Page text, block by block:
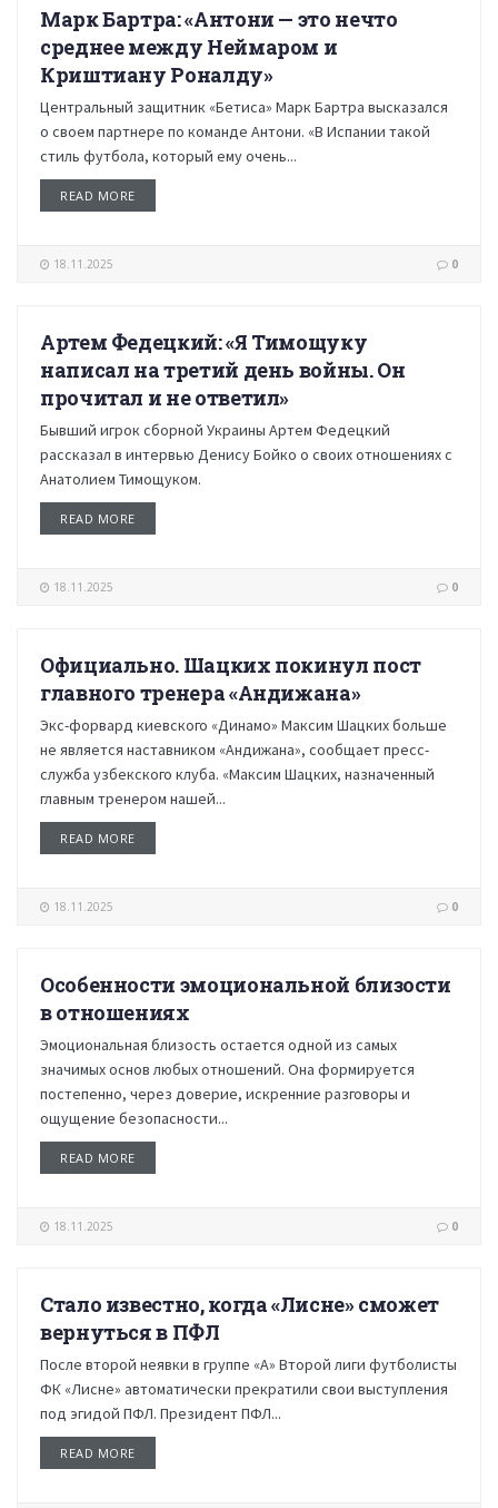
НОВОСТИ
Марк Бартра: «Антони — это нечто
среднее между Неймаром и
Криштиану Роналду»
Центральный защитник «Бетиса» Марк Бартра высказался
о своем партнере по команде Антони. «В Испании такой
стиль футбола, который ему очень...
READ MORE
18.11.2025 0
НОВОСТИ
Артем Федецкий: «Я Тимощуку
написал на третий день войны. Он
прочитал и не ответил»
Бывший игрок сборной Украины Артем Федецкий
рассказал в интервью Денису Бойко о своих отношениях с
Анатолием Тимощуком.
READ MORE
18.11.2025 0
НОВОСТИ
Официально. Шацких покинул пост
главного тренера «Андижана»
Экс-форвард киевского «Динамо» Максим Шацких больше
не является наставником «Андижана», сообщает пресс-
служба узбекского клуба. «Максим Шацких, назначенный
главным тренером нашей...
READ MORE
18.11.2025 0
НОВОСТИ
Особенности эмоциональной близости
в отношениях
Эмоциональная близость остается одной из самых
значимых основ любых отношений. Она формируется
постепенно, через доверие, искренние разговоры и
ощущение безопасности...
READ MORE
18.11.2025 0
НОВОСТИ
Стало известно, когда «Лисне» сможет
вернуться в ПФЛ
После второй неявки в группе «А» Второй лиги футболисты
ФК «Лисне» автоматически прекратили свои выступления
под эгидой ПФЛ. Президент ПФЛ...
READ MORE